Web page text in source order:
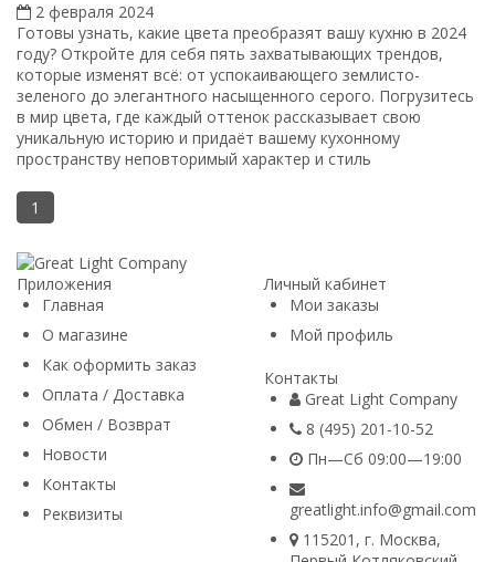
2 февраля 2024
Готовы узнать, какие цвета преобразят вашу кухню в 2024
году? Откройте для себя пять захватывающих трендов,
которые изменят всё: от успокаивающего землисто-
зеленого до элегантного насыщенного серого. Погрузитесь
в мир цвета, где каждый оттенок рассказывает свою
уникальную историю и придаёт вашему кухонному
пространству неповторимый характер и стиль
1
Приложения
Главная
О магазине
Как оформить заказ
Оплата / Доставка
Обмен / Возврат
Новости
Контакты
Реквизиты
Личный кабинет
Мои заказы
Мой профиль
Контакты
Great Light Company
8 (495) 201-10-52
Пн—Сб 09:00—19:00
greatlight.info@gmail.com
115201 , г. Москва,